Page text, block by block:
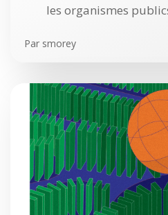
les organismes
Par smorey